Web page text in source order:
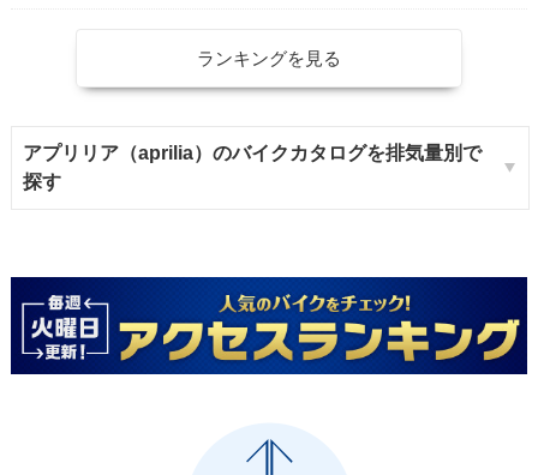
ランキングを見る
アプリリア（aprilia）のバイクカタログを排気量別で
探す